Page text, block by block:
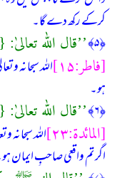
کرکے رکھ دے گا۔
﴿۵﴾ ’’قال اللّٰه تعالیٰ:
[فاطر:۱۵]
اللہ سبحانہ
ہو۔
﴿۶﴾ ’’قال اللّٰه
[المائدۃ:۲۳]
اللہ
اگر تم واقعی صاحبِ ایمان